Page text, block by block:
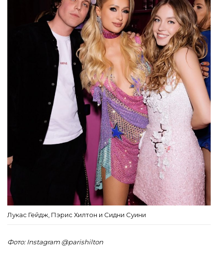
Лукас Гейдж, Пэрис Хилтон и Сидни Суини
Фото: Instagram @parishilton